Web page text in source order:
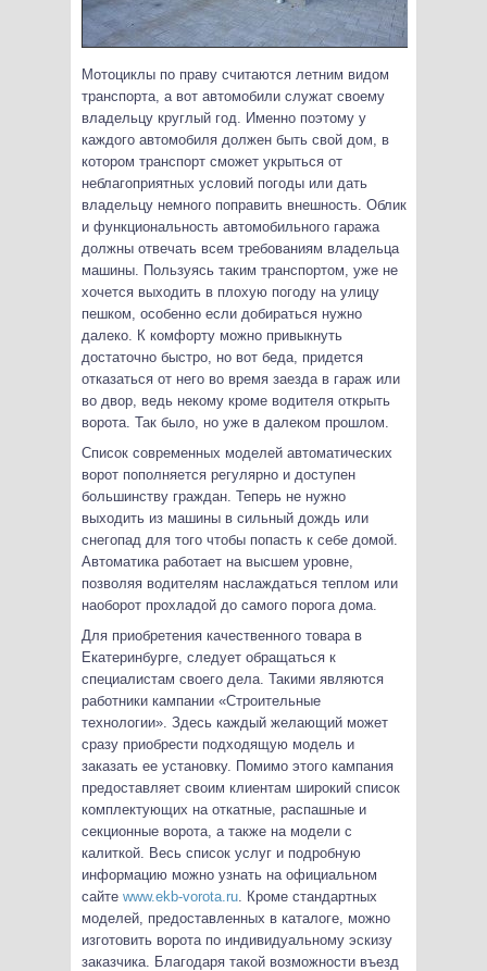
Мотоциклы по праву считаются летним видом
транспорта, а вот автомобили служат своему
владельцу круглый год. Именно поэтому у
каждого автомобиля должен быть свой дом, в
котором транспорт сможет укрыться от
неблагоприятных условий погоды или дать
владельцу немного поправить внешность. Облик
и функциональность автомобильного гаража
должны отвечать всем требованиям владельца
машины. Пользуясь таким транспортом, уже не
хочется выходить в плохую погоду на улицу
пешком, особенно если добираться нужно
далеко. К комфорту можно привыкнуть
достаточно быстро, но вот беда, придется
отказаться от него во время заезда в гараж или
во двор, ведь некому кроме водителя открыть
ворота. Так было, но уже в далеком прошлом.
Список современных моделей автоматических
ворот пополняется регулярно и доступен
большинству граждан. Теперь не нужно
выходить из машины в сильный дождь или
снегопад для того чтобы попасть к себе домой.
Автоматика работает на высшем уровне,
позволяя водителям наслаждаться теплом или
наоборот прохладой до самого порога дома.
Для приобретения качественного товара в
Екатеринбурге, следует обращаться к
специалистам своего дела. Такими являются
работники кампании «Строительные
технологии». Здесь каждый желающий может
сразу приобрести подходящую модель и
заказать ее установку. Помимо этого кампания
предоставляет своим клиентам широкий список
комплектующих на откатные, распашные и
секционные ворота, а также на модели с
калиткой. Весь список услуг и подробную
информацию можно узнать на официальном
сайте www.ekb-vorota.ru. Кроме стандартных
моделей, предоставленных в каталоге, можно
изготовить ворота по индивидуальному эскизу
заказчика. Благодаря такой возможности въезд